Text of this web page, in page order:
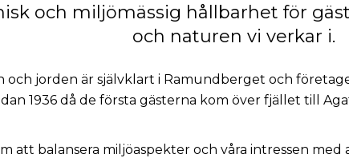
och miljömässig hållbarhet för
och naturen vi verkar i.
jorden är självklart i Ramundberget och
1936 då de första gästerna kom över fjället till
att balansera miljöaspekter och våra intressen med